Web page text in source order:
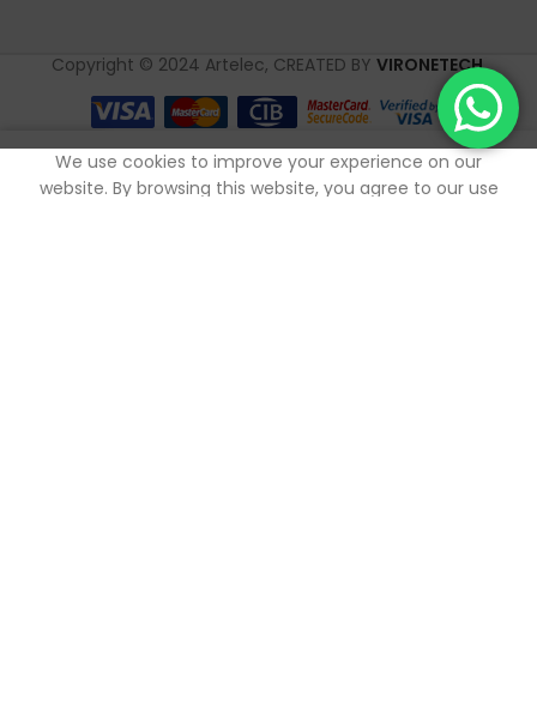
Copyright © 2024 Artelec, CREATED BY VIRONETECH.
We use cookies to improve your experience on our
website. By browsing this website, you agree to our use
Mes favoris
Panier
Mon compte